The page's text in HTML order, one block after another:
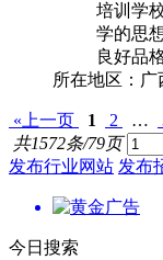
培训学
学的思
良好品
所在地区：广
«上一页 1 2 …
共1572条/79页
发布行业网站 发布
今日搜索